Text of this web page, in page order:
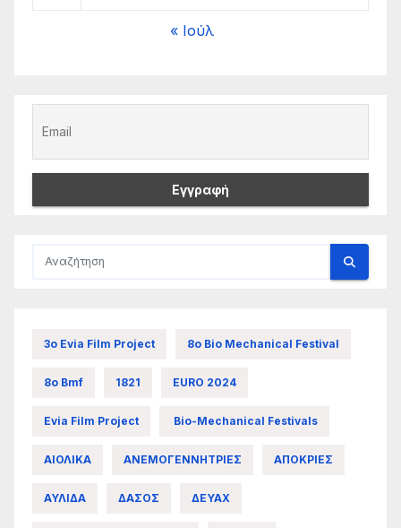
« Ιούλ
3ο Evia Film Project 8ο Bio Mechanical Festival
8ο Bmf 1821 EURO 2024
Evia Film Project Bio-Mechanical Festivals
ΑΙΟΛΙΚΑ ΑΝΕΜΟΓΕΝΝΗΤΡΙΕΣ ΑΠΟΚΡΙΕΣ
ΑΥΛΙΔΑ ΔΑΣΟΣ ΔΕΥΑΧ